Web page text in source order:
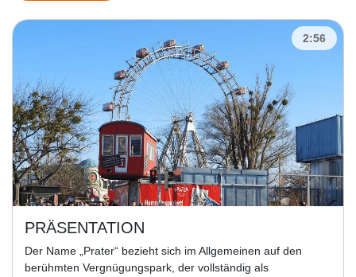
2:56
PRÄSENTATION
Der Name „Prater“ bezieht sich im Allgemeinen auf den
berühmten Vergnügungspark, der vollständig als